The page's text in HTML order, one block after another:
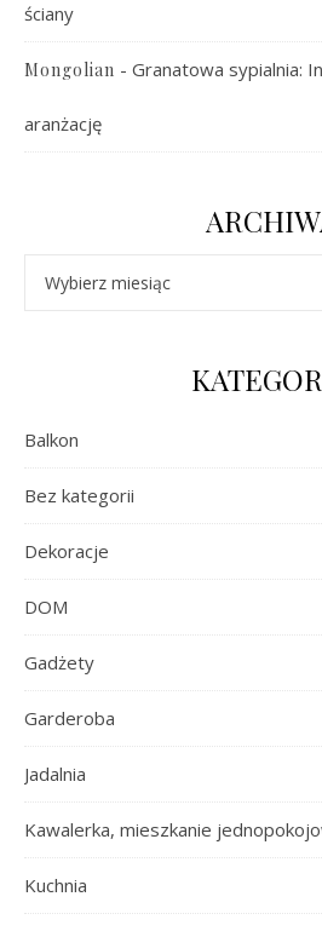
ściany
Mongolian - Granatowa sypialnia:
aranżację
Balkon
Bez kategorii
Dekoracje
DOM
Gadżety
Garderoba
Jadalnia
Kawalerka, mieszkanie
Kuchnia